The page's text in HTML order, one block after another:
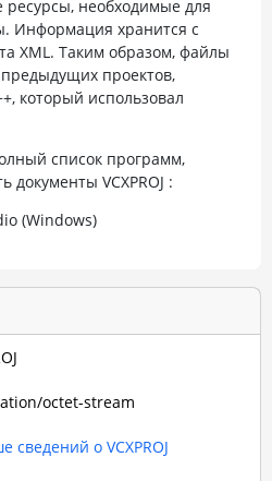
ресурсы, необходимые для
Информация хранится с
XML. Таким образом, файлы
предыдущих проектов,
который использовал
список программ,
документы VCXPROJ :
(Windows)
octet-stream
сведений о VCXPROJ